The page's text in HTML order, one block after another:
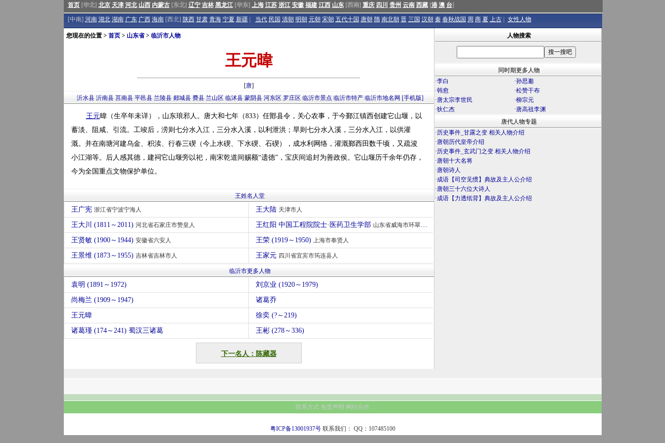
首页[华北] 北京 天津 河北 山西 内蒙古[东北] 辽宁 吉林 黑龙江[华东] 上海 江苏 浙江 安徽 福建 江西 山东[西南] 重庆 四川 贵州 云南 西藏[港 澳 台]
[中南] 河南 湖北 湖南 广东 广西 海南[西北] 陕西 甘肃 青海 宁夏 新疆 当代 民国 清朝 明朝 元朝 宋朝 五代十国 唐朝 隋 南北朝 晋 三国 汉朝 秦 春秋战国 周 商 夏 上古 女性人物
您现在的位置 > 首页> 山东省> 临沂市人物
王元暐
[唐]
沂水县 沂南县 莒南县 平邑县 兰陵县 郯城县 费县 兰山区 临沭县 蒙阴县 河东区 罗庄区 临沂市景点 临沂市特产 临沂市地名网 [手机版]
王元暐（生卒年未详），山东琅邪人。唐大和七年（833）任鄮县令，关心农事，于今鄞江镇西创建它山堰，以
蓄淡、阻咸、引流。工竣后，涝则七分水入江，三分水入溪，以利泄洪；旱则七分水入溪，三分水入江，以供灌
溉。并在南塘河建乌金、积渎、行春三碶（今上水碶、下水碶、石碶），成水利网络，灌溉鄞西田数千顷，又疏浚
小江湖等。后人感其德，建祠它山堰旁以祀，南宋乾道间赐额“遗德”，宝庆间追封为善政侯。它山堰历千余年仍存，
今为全国重点文物保护单位。
王姓名人堂
王广宪 浙江省宁波宁海人 王大陆 天津市人
王大川 (1811～2011) 河北省石家庄市赞皇人 王红阳 中国工程院院士·医药卫生学部 山东省威海市环翠区人
王贤敏 (1900～1944) 安徽省六安人 王荣 (1919～1950) 上海市奉贤人
王景维 (1873～1955) 吉林省吉林市人 王家元 四川省宜宾市筠连县人
临沂市更多人物
袁明 (1891～1972) 刘京业 (1920～1979)
尚梅兰 (1909～1947) 诸葛乔
王元暐 徐奕 (?～219)
诸葛瑾 (174～241) 蜀汉三诸葛 王彬 (278～336)
下一名人：陈藏器
人物搜索
同时期更多人物
·李白 ·孙思邈
·韩愈 ·松赞干布
·唐太宗李世民 ·柳宗元
·狄仁杰 ·唐高祖李渊
唐代人物专题
·历史事件_甘露之变 相关人物介绍
·唐朝历代皇帝介绍
·历史事件_玄武门之变 相关人物介绍
·唐朝十大名将
·唐朝诗人
·成语【司空见惯】典故及主人公介绍
·唐朝三十六位大诗人
·成语【力透纸背】典故及主人公介绍
联系方式 免责声明 网站合作
粤ICP备13001937号 联系我们： QQ：107485100